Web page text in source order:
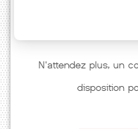
N'attendez plus, un
disposition